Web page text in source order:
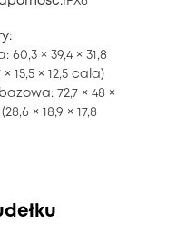
60,3 × 39,4 × 31,8
× 15,5 × 12,5 cala)
72,7 × 48 ×
× 18,9 × 17,8